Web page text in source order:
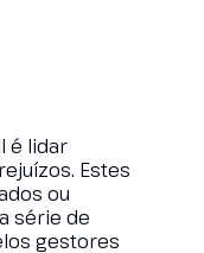
é lidar
Estes
ou
série de
gestores